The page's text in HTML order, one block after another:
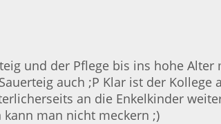
und der Pflege bis ins hohe
auch ;P Klar ist der Kollege
an die Enkelkinder
man nicht meckern ;)